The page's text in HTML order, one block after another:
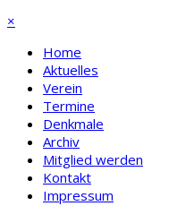
×
Home
Aktuelles
Verein
Termine
Denkmale
Archiv
Mitglied werden
Kontakt
Impressum